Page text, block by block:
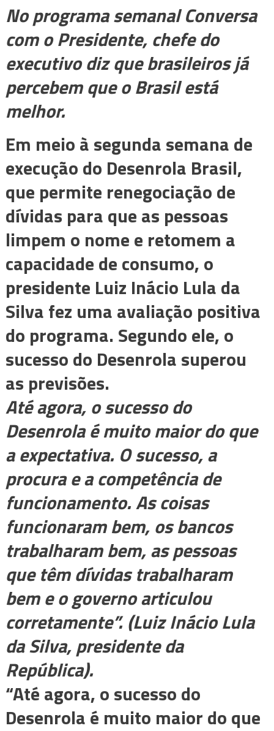
No programa semanal Conversa
com o Presidente, chefe do
executivo diz que brasileiros já
percebem que o Brasil está
melhor.
Em meio à segunda semana de
execução do Desenrola Brasil,
que permite renegociação de
dívidas para que as pessoas
limpem o nome e retomem a
capacidade de consumo, o
presidente Luiz Inácio Lula da
Silva fez uma avaliação positiva
do programa. Segundo ele, o
sucesso do Desenrola superou
as previsões.
Até agora, o sucesso do
Desenrola é muito maior do que
a expectativa. O sucesso, a
procura e a competência de
funcionamento. As coisas
funcionaram bem, os bancos
trabalharam bem, as pessoas
que têm dívidas trabalharam
bem e o governo articulou
corretamente”. (Luiz Inácio Lula
da Silva, presidente da
República).
“Até agora, o sucesso do
Desenrola é muito maior do que